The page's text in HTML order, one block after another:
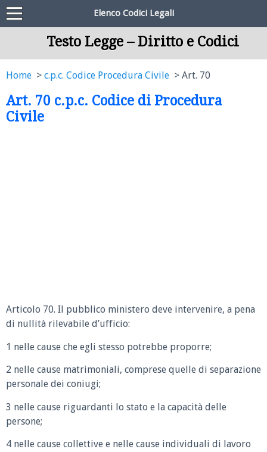
Elenco Codici Legali
Testo Legge – Diritto e Codici
Home c.p.c. Codice Procedura Civile Art. 70
Art. 70 c.p.c. Codice di Procedura
Civile
Articolo 70. Il pubblico ministero deve intervenire, a pena
di nullità rilevabile d’ufficio:
1 nelle cause che egli stesso potrebbe proporre;
2 nelle cause matrimoniali, comprese quelle di separazione
personale dei coniugi;
3 nelle cause riguardanti lo stato e la capacità delle
persone;
4 nelle cause collettive e nelle cause individuali di lavoro